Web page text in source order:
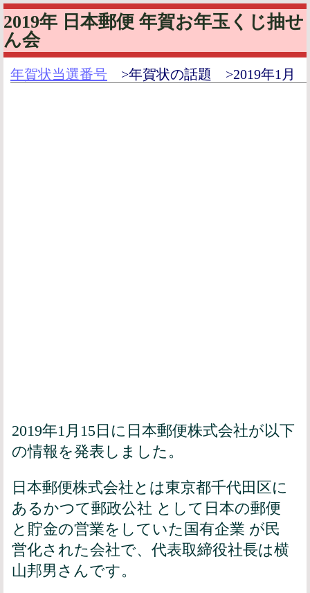
2019年 日本郵便 年賀お年玉くじ抽せ
ん会
年賀状当選番号 >年賀状の話題 >2019年1月
2019年1月15日に日本郵便株式会社が以下
の情報を発表しました。
日本郵便株式会社とは東京都千代田区に
あるかつて郵政公社 として日本の郵便
と貯金の営業をしていた国有企業 が民
営化された会社で、代表取締役社長は横
山邦男さんです。